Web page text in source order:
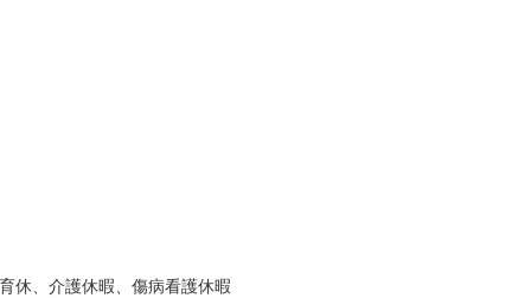
休、介護休暇、傷病看護休暇